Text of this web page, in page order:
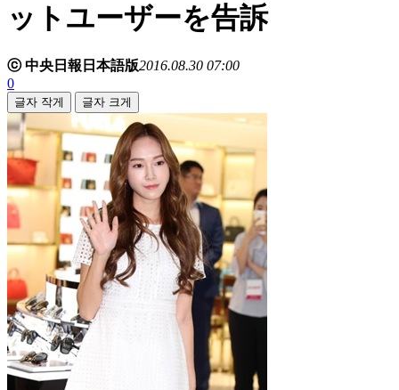
ットユーザーを告訴
ⓒ 中央日報日本語版2016.08.30 07:00
0
글자 작게 글자 크게